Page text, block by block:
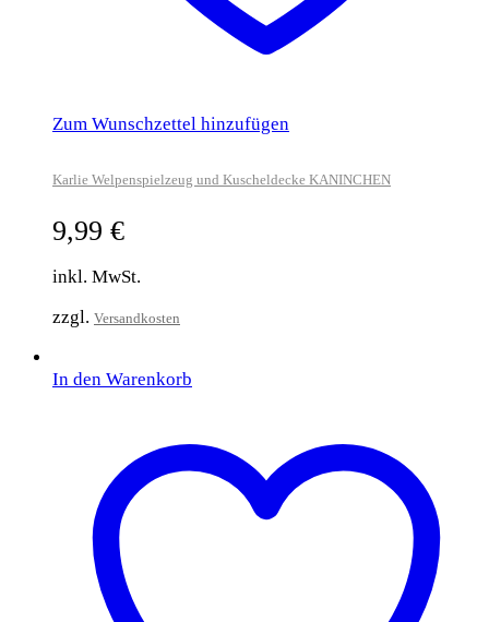
Zum Wunschzettel hinzufügen
Karlie Welpenspielzeug und Kuscheldecke KANINCHEN
9,99 €
inkl. MwSt.
zzgl. Versandkosten
In den Warenkorb